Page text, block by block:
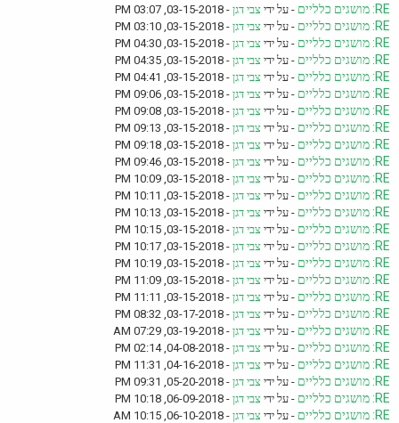
RE: מושגים כלליים - על ידי צבי דגן - 03-15-2018, 03:07 PM
RE: מושגים כלליים - על ידי צבי דגן - 03-15-2018, 03:10 PM
RE: מושגים כלליים - על ידי צבי דגן - 03-15-2018, 04:30 PM
RE: מושגים כלליים - על ידי צבי דגן - 03-15-2018, 04:35 PM
RE: מושגים כלליים - על ידי צבי דגן - 03-15-2018, 04:41 PM
RE: מושגים כלליים - על ידי צבי דגן - 03-15-2018, 09:06 PM
RE: מושגים כלליים - על ידי צבי דגן - 03-15-2018, 09:08 PM
RE: מושגים כלליים - על ידי צבי דגן - 03-15-2018, 09:13 PM
RE: מושגים כלליים - על ידי צבי דגן - 03-15-2018, 09:18 PM
RE: מושגים כלליים - על ידי צבי דגן - 03-15-2018, 09:46 PM
RE: מושגים כלליים - על ידי צבי דגן - 03-15-2018, 10:09 PM
RE: מושגים כלליים - על ידי צבי דגן - 03-15-2018, 10:11 PM
RE: מושגים כלליים - על ידי צבי דגן - 03-15-2018, 10:13 PM
RE: מושגים כלליים - על ידי צבי דגן - 03-15-2018, 10:15 PM
RE: מושגים כלליים - על ידי צבי דגן - 03-15-2018, 10:17 PM
RE: מושגים כלליים - על ידי צבי דגן - 03-15-2018, 10:19 PM
RE: מושגים כלליים - על ידי צבי דגן - 03-15-2018, 11:09 PM
RE: מושגים כלליים - על ידי צבי דגן - 03-15-2018, 11:11 PM
RE: מושגים כלליים - על ידי צבי דגן - 03-17-2018, 08:32 PM
RE: מושגים כלליים - על ידי צבי דגן - 03-19-2018, 07:29 AM
RE: מושגים כלליים - על ידי צבי דגן - 04-08-2018, 02:14 PM
RE: מושגים כלליים - על ידי צבי דגן - 04-16-2018, 11:31 PM
RE: מושגים כלליים - על ידי צבי דגן - 05-20-2018, 09:31 PM
RE: מושגים כלליים - על ידי צבי דגן - 06-09-2018, 10:18 PM
RE: מושגים כלליים - על ידי צבי דגן - 06-10-2018, 10:15 AM